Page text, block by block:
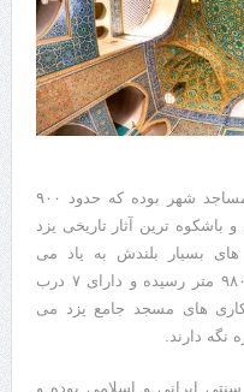
مسجد جامع یزد یکی از قدیمی ترین مساجد شهر بوده که حدود ۹۰۰
باشکوه ترین آثار تاریخی یزد
های بسیار بلندش به یاد می
آورند. زیربنای این مسجد باشکوه به ۹۸۰۰ متر رسیده و دارای ۷ درب
های مسجد جامع یزد می
نگه دارند.
ایرانی و اسلامی بوده و